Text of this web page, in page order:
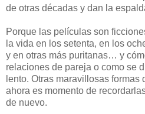
de otras décadas y dan la
Porque las películas son
la vida en los setenta, en los
y en otras más puritanas… y
relaciones de pareja o como se
lento. Otras maravillosas formas
ahora es momento de
de nuevo.